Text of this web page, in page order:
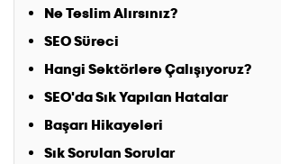
Ne Teslim Alırsınız?
SEO Süreci
Hangi Sektörlere Çalışıyoruz?
SEO'da Sık Yapılan Hatalar
Başarı Hikayeleri
Sık Sorulan Sorular